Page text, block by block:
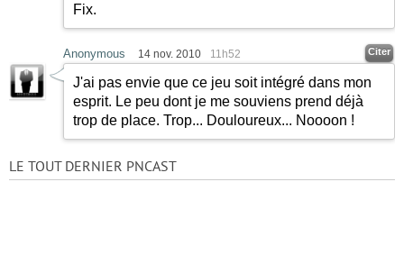
Fix.
Anonymous 14 nov. 2010 11h52 Citer
J'ai pas envie que ce jeu soit intégré dans mon
esprit. Le peu dont je me souviens prend déjà
trop de place. Trop... Douloureux... Noooon !
LE TOUT DERNIER PNCAST